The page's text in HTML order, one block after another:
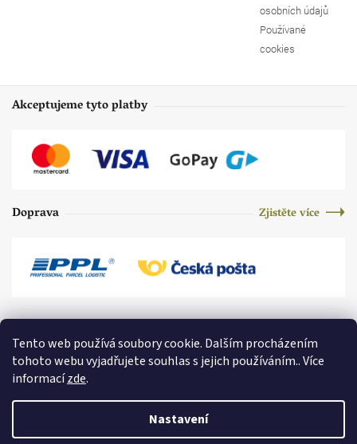
Tento web používá soubory cookie. Dalším procházením
tohoto webu vyjadřujete souhlas s jejich používáním.. Více
informacízde.
Nastavení
osobních údajů
Používané
cookies
Akceptujeme tyto platby
Doprava Zjistěte více